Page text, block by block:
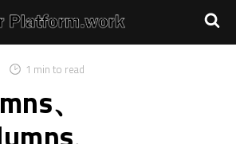
1 min to read
、